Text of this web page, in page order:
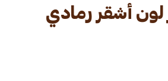
لون أشقر رمادي